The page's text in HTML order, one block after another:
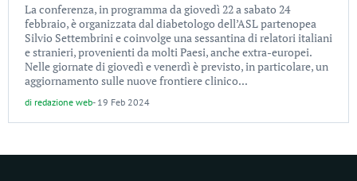
La conferenza, in programma da giovedì 22 a sabato 24
febbraio, è organizzata dal diabetologo dell’ASL partenopea
Silvio Settembrini e coinvolge una sessantina di relatori italiani
e stranieri, provenienti da molti Paesi, anche extra-europei.
Nelle giornate di giovedì e venerdì è previsto, in particolare, un
aggiornamento sulle nuove frontiere clinico...
di redazione web- 19 Feb 2024